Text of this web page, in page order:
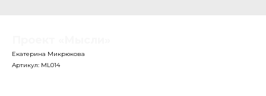
Екатерина Микрюкова
Артикул: ML014